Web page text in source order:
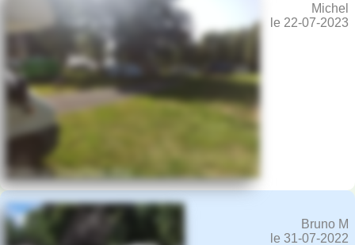
Michel
le 22-07-2023
Bruno M
le 31-07-2022